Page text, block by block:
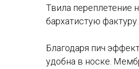
Твила переплетение
бархатистую фактуру.
Благодаря пич
удобна в носке.